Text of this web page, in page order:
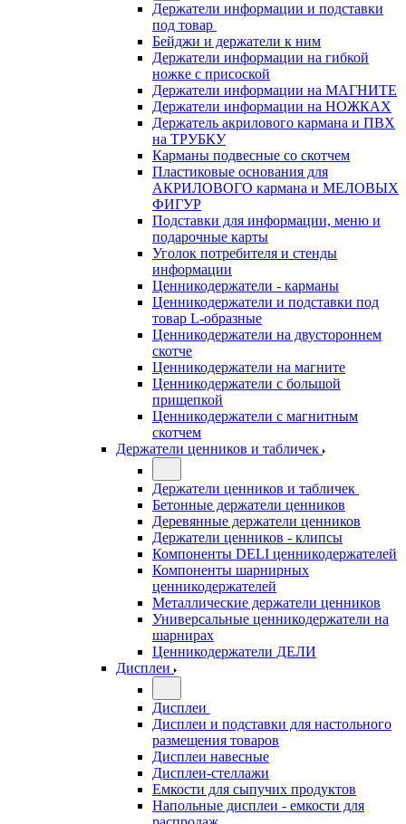
Держатели информации и подставки
под товар
Бейджи и держатели к ним
Держатели информации на гибкой
ножке с присоской
Держатели информации на МАГНИТЕ
Держатели информации на НОЖКАХ
Держатель акрилового кармана и ПВХ
на ТРУБКУ
Карманы подвесные со скотчем
Пластиковые основания для
АКРИЛОВОГО кармана и МЕЛОВЫХ
ФИГУР
Подставки для информации, меню и
подарочные карты
Уголок потребителя и стенды
информации
Ценникодержатели - карманы
Ценникодержатели и подставки под
товар L-образные
Ценникодержатели на двустороннем
скотче
Ценникодержатели на магните
Ценникодержатели с большой
прищепкой
Ценникодержатели с магнитным
скотчем
Держатели ценников и табличек
Держатели ценников и табличек
Бетонные держатели ценников
Деревянные держатели ценников
Держатели ценников - клипсы
Компоненты DELI ценникодержателей
Компоненты шарнирных
ценникодержателей
Металлические держатели ценников
Универсальные ценникодержатели на
шарнирах
Ценникодержатели ДЕЛИ
Дисплеи
Дисплеи
Дисплеи и подставки для настольного
размещения товаров
Дисплеи навесные
Дисплеи-стеллажи
Емкости для сыпучих продуктов
Напольные дисплеи - емкости для